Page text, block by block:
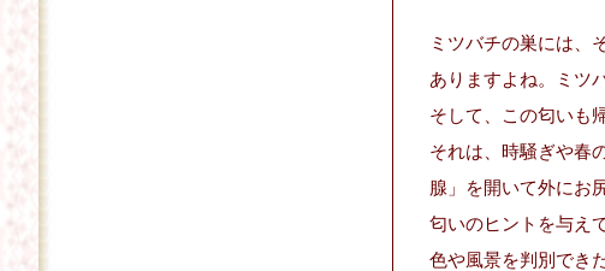
ミツバチの巣には、
ありますよね。ミツ
そして、この匂いも
それは、時騒ぎや春
腺」を開いて外にお
匂いのヒントを与え
色や風景を判別でき